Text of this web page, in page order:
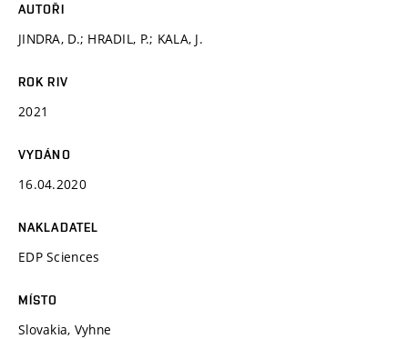
AUTOŘI
JINDRA, D.; HRADIL, P.; KALA, J.
ROK RIV
2021
VYDÁNO
16.04.2020
NAKLADATEL
EDP Sciences
MÍSTO
Slovakia, Vyhne